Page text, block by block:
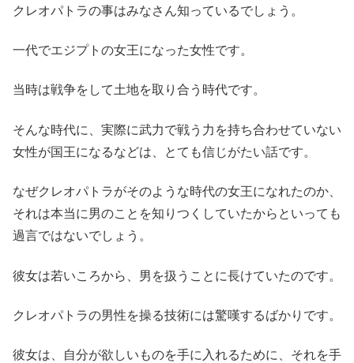
クレオパトラの事はみなさん知っているでしょう。
一代でエジプトの女王になった女性です。
当時は戦争をして土地を取り合う時代です。
そんな時代に、実際に武力で戦う力を持ち合わせていない
女性が国王になるなどは、とても信じがたい話です。
なぜクレオパトラがそのような時代の女王になれたのか、
それは本当に男のことを知りつくしていたからといっても
過言ではないでしょう。
彼女は若いころから、男を扱うことに長けていたのです。
クレオパトラの男性を操る技術には驚嘆するばかりです。
彼女は、自分が欲しいものを手に入れるために、それを手